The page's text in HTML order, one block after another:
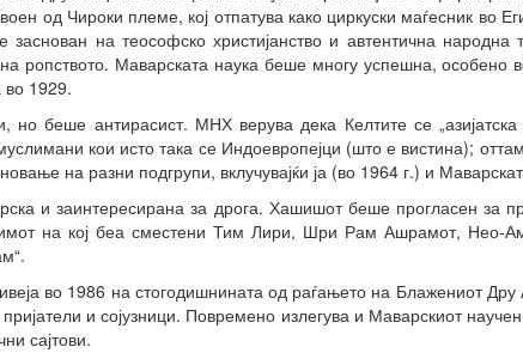
од Чироки племе, кој отпатува како циркуски маѓесник во
заснован на теософско христијанство и автентична народна
ропството. Маварската наука беше многу успешна, особено
1929.
беше антирасист. МНХ верува дека Келтите се „азијатска
кои исто така се Индоевропејци (што е вистина);
на разни подгрупи, вклучувајќи ја (во 1964 г.) и
и заинтересирана за дрога. Хашишот беше прогласен за
на кој беа сместени Тим Лири, Шри Рам Ашрамот, Нео-
во 1986 на стогодишнината од раѓањето на Блажениот
и сојузници. Повремено излегува и Маварскиот
сајтови.